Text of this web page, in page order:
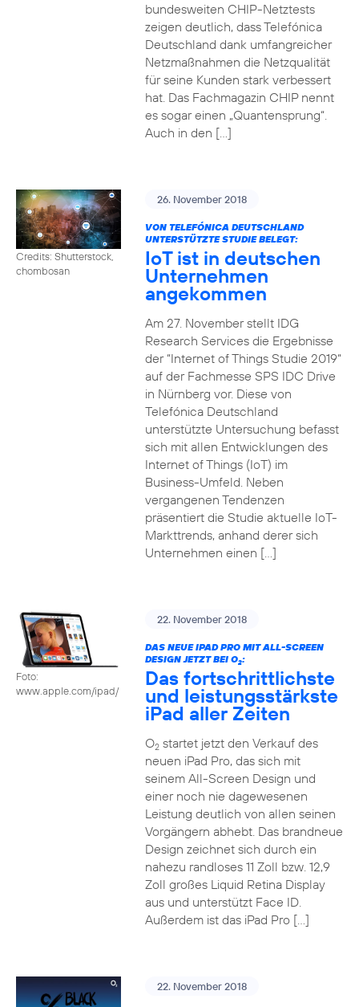
bundesweiten CHIP-Netztests
zeigen deutlich, dass Telefónica
Deutschland dank umfangreicher
Netzmaßnahmen die Netzqualität
für seine Kunden stark verbessert
hat. Das Fachmagazin CHIP nennt
es sogar einen „Quantensprung“.
Auch in den […]
Credits: Shutterstock,
chombosan
26. November 2018
VON TELEFÓNICA DEUTSCHLAND
UNTERSTÜTZTE STUDIE BELEGT:
IoT ist in deutschen
Unternehmen
angekommen
Am 27. November stellt IDG
Research Services die Ergebnisse
der “Internet of Things Studie 2019“
auf der Fachmesse SPS IDC Drive
in Nürnberg vor. Diese von
Telefónica Deutschland
unterstützte Untersuchung befasst
sich mit allen Entwicklungen des
Internet of Things (IoT) im
Business-Umfeld. Neben
vergangenen Tendenzen
präsentiert die Studie aktuelle IoT-
Markttrends, anhand derer sich
Unternehmen einen […]
Foto:
www.apple.com/ipad/
22. November 2018
DAS NEUE IPAD PRO MIT ALL-SCREEN
DESIGN JETZT BEI O2:
Das fortschrittlichste
und leistungsstärkste
iPad aller Zeiten
O2startet jetzt den Verkauf des
neuen iPad Pro, das sich mit
seinem All-Screen Design und
einer noch nie dagewesenen
Leistung deutlich von allen seinen
Vorgängern abhebt. Das brandneue
Design zeichnet sich durch ein
nahezu randloses 11 Zoll bzw. 12,9
Zoll großes Liquid Retina Display
aus und unterstützt Face ID.
Außerdem ist das iPad Pro […]
22. November 2018